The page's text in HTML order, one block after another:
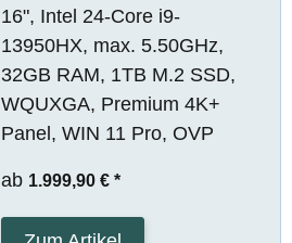
16", Intel 24-Core i9-
13950HX, max. 5.50GHz,
32GB RAM, 1TB M.2 SSD,
WQUXGA, Premium 4K+
Panel, WIN 11 Pro, OVP
ab 1.999,90 € *